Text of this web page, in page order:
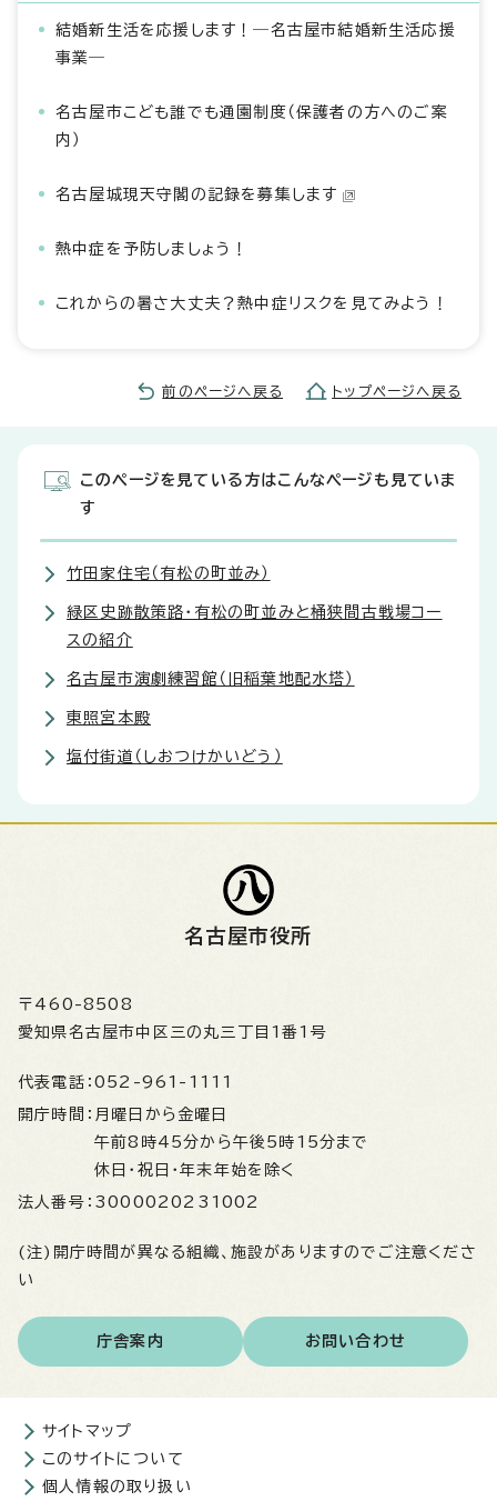
結婚新生活を応援します！―名古屋市結婚新生活応援
事業―
名古屋市こども誰でも通園制度（保護者の方へのご案
内）
名古屋城現天守閣の記録を募集します
熱中症を予防しましょう！
これからの暑さ大丈夫？熱中症リスクを見てみよう！
前のページへ戻る トップページへ戻る
このページを見ている方はこんなページも見ていま
す
竹田家住宅（有松の町並み）
緑区史跡散策路・有松の町並みと桶狭間古戦場コー
スの紹介
名古屋市演劇練習館（旧稲葉地配水塔）
東照宮本殿
塩付街道（しおつけかいどう）
名古屋市役所
〒460-8508
愛知県名古屋市中区三の丸三丁目1番1号
代表電話： 052-961-1111
開庁時間： 月曜日から金曜日
午前8時45分から午後5時15分まで
休日・祝日・年末年始を除く
法人番号： 3000020231002
(注)開庁時間が異なる組織、施設がありますのでご注意くださ
い
庁舎案内 お問い合わせ
サイトマップ
このサイトについて
個人情報の取り扱い